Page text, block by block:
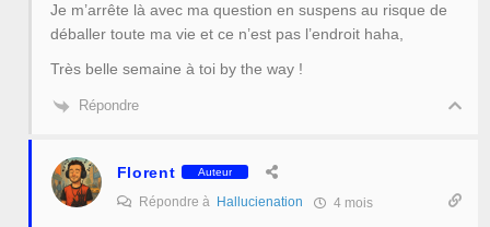
Je m’arrête là avec ma question en suspens au risque de
déballer toute ma vie et ce n’est pas l’endroit haha,
Très belle semaine à toi by the way !
Répondre
Florent Auteur
Répondre à Hallucienation 4 mois